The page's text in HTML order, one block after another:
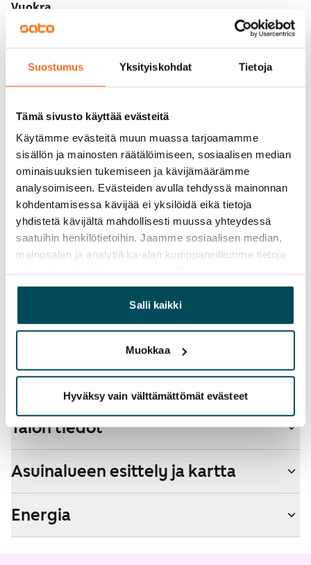
Suostumus Yksityiskohdat Tietoja
Tämä sivusto käyttää evästeitä
Käytämme evästeitä muun muassa tarjoamamme
sisällön ja mainosten räätälöimiseen, sosiaalisen median
ominaisuuksien tukemiseen ja kävijämäärämme
analysoimiseen. Evästeiden avulla tehdyssä mainonnan
kohdentamisessa kävijää ei yksilöidä eikä tietoja
yhdistetä kävijältä mahdollisesti muussa yhteydessä
saatuihin henkilötietoihin. Jaamme sosiaalisen median,
mainosalan ja analytiikka-alan kumppaneillemme tietoja
yhdistää näitä tietoja muihin tietoihin, joita olet antanut
heille tai joita on kerätty, kun olet käyttänyt heidän
palvelujaan.
Salli kaikki
Muokkaa
Hyväksy vain välttämättömät evästeet
Vuokra
Vuokravakuus
0 €, (yrityksille min. 1 kk vuokra)
Kotivakuutus
27 €/hlö/kk
Sähkömaksu
Vuokralainen solmii itse sähkösopimuksen.
Laajakaista
Vuokraan sisältyy 50 M laajakaistaliittymä. Voit hankkia
lisänopeutta etuhintaan ottamalla yhteyttä
operaattoriin Telia.
Kyllä
Ei
Talon tiedot
Asuinalueen esittely ja kartta
Energia